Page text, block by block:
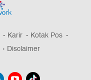
Karir
Kotak Pos
Disclaimer